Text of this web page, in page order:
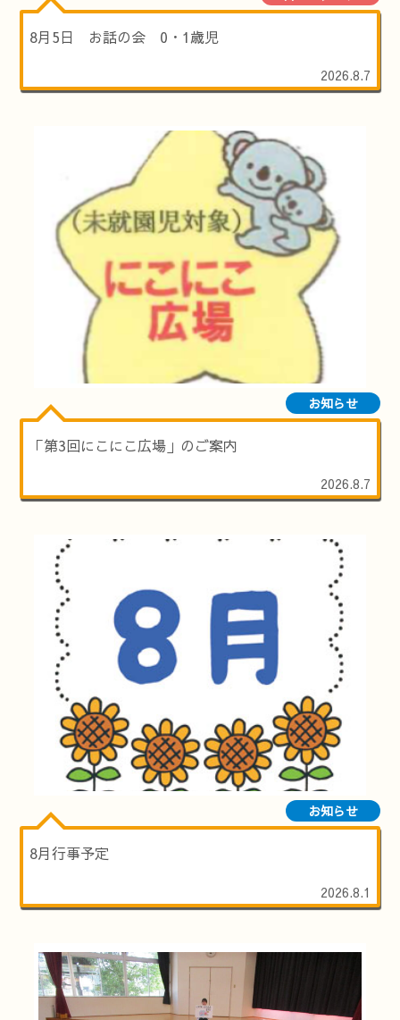
8月5日 お話の会 0・1歳児
2026.8.7
お知らせ
「第3回にこにこ広場」のご案内
2026.8.7
お知らせ
8月行事予定
2026.8.1